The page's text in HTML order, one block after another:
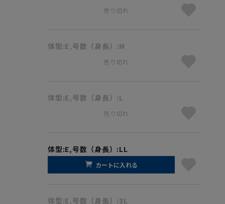
売り切れ
体型:E,号数（身長）:M
売り切れ
体型:E,号数（身長）:L
売り切れ
体型:E,号数（身長）:LL
カートに入れる
体型:E,号数（身長）:3L